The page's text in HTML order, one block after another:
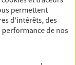
permettent
d'intérêts, des
de nos